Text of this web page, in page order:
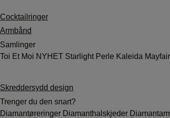
Cocktailringer
Armbånd
Samlinger
Toi Et Moi NYHET Starlight Perle Kaleida Mayfair
Skreddersydd design
Trenger du den snart?
Diamantøreringer Diamanthalskjeder